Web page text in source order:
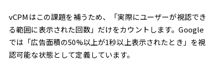
vCPMはこの課題を補うため、「実際にユーザーが視認でき
る範囲に表示された回数」だけをカウントします。Google
では「広告面積の50%以上が1秒以上表示されたとき」を視
認可能な状態として定義しています。